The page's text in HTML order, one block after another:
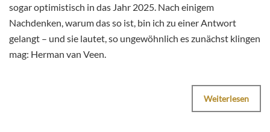
sogar optimistisch in das Jahr 2025. Nach einigem
Nachdenken, warum das so ist, bin ich zu einer Antwort
gelangt – und sie lautet, so ungewöhnlich es zunächst klingen
mag: Herman van Veen.
Weiterlesen